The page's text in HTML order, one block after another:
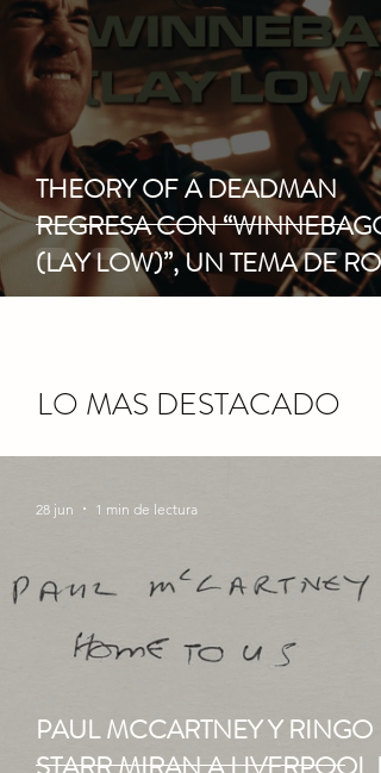
THEORY OF A DEADMAN
REGRESA CON “WINNEBAGO
(LAY LOW)”, UN TEMA DE
CON ACTITUD RELAJADA Y
LO MAS DESTACADO
PAUL MCCARTNEY Y RINGO
28 jun 1 min de lectura